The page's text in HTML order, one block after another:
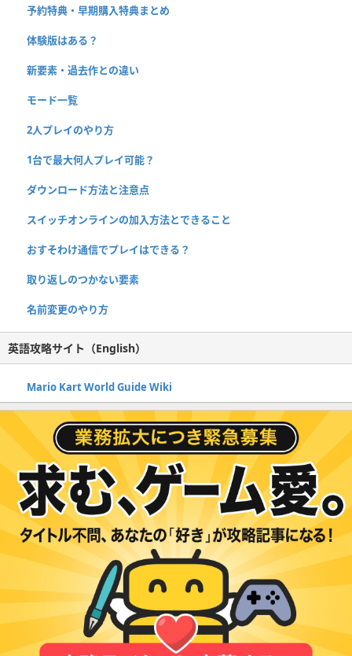
予約特典・早期購入特典まとめ
体験版はある？
新要素・過去作との違い
モード一覧
2人プレイのやり方
1台で最大何人プレイ可能？
ダウンロード方法と注意点
スイッチオンラインの加入方法とできること
おすそわけ通信でプレイはできる？
取り返しのつかない要素
名前変更のやり方
英語攻略サイト（English）
Mario Kart World Guide Wiki